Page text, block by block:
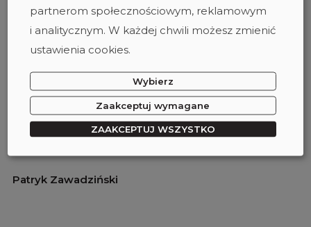
Światło w filmie
Podstawowe techniki oświetleniowe: światło
twarde i miękkie, kierunki światła.
Praca z softboxami, LED-ami i blendami – jak
Patryk Zawadziński
partnerom społecznościowym, reklamowym
i analitycznym. W każdej chwili możesz zmienić
ustawienia cookies.
Wybierz
Zaakceptuj wymagane
ZAAKCEPTUJ WSZYSTKO